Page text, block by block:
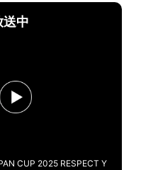
はファウル」放送席も苦言
送中
CUP 2025 RESPECT Y